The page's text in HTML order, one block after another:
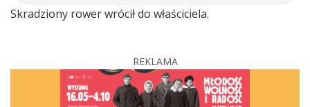
Skradziony rower wrócił do właściciela.
REKLAMA